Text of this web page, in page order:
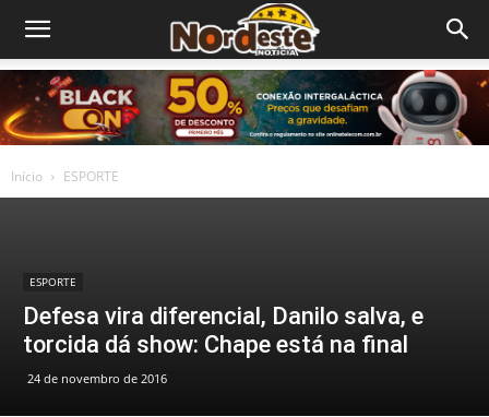
Início ESPORTE
ESPORTE
Defesa vira diferencial, Danilo salva, e
torcida dá show: Chape está na final
24 de novembro de 2016